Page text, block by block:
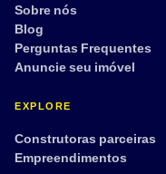
Sobre nós
Blog
Perguntas Frequentes
Anuncie seu imóvel
EXPLORE
Construtoras parceiras
Empreendimentos